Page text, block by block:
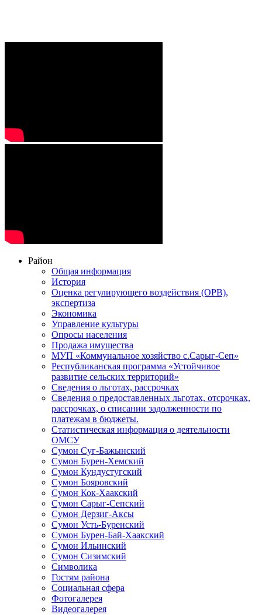
Район
Общая информация
История
Оценка регулирующего воздействия (ОРВ),
экспертиза
Экономика
Управление культуры
Опросы населения
Продажа имущества
МУП «Коммунальное хозяйство с.Сарыг-Сеп»
Республиканская программа «Устойчивое
развитие сельских территорий»
Сведения о льготах, рассрочках
Сведения о предоставленных льготах, отсрочках,
рассрочках, о списании задолженности по
платежам в бюджеты.
Статистическая информация о деятельности
ОМСУ
Сумон Суг-Бажынский
Сумон Бурен-Хемский
Сумон Кундустугский
Сумон Бояровский
Сумон Кок-Хаакский
Сумон Сарыг-Сепский
Сумон Дерзиг-Аксы
Сумон Усть-Буренский
Сумон Бурен-Бай-Хаакский
Сумон Ильинский
Сумон Сизимский
Символика
Гостям района
Социальная сфера
Фотогалерея
Видеогалерея